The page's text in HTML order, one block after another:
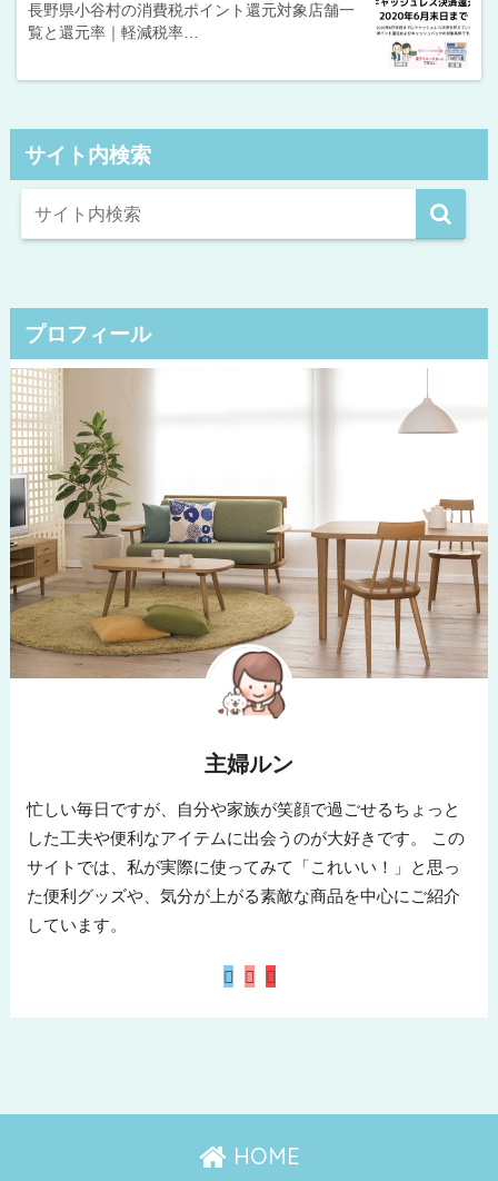
長野県小谷村の消費税ポイント還元対象店舗一
覧と還元率｜軽減税率…
サイト内検索
プロフィール
主婦ルン
忙しい毎日ですが、自分や家族が笑顔で過ごせるちょっと
した工夫や便利なアイテムに出会うのが大好きです。 この
サイトでは、私が実際に使ってみて「これいい！」と思っ
た便利グッズや、気分が上がる素敵な商品を中心にご紹介
しています。
HOME